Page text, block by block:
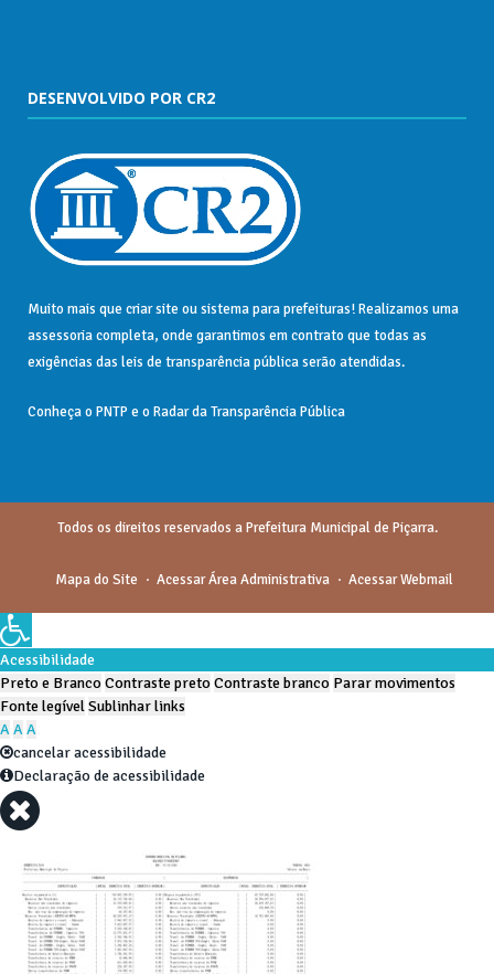
DESENVOLVIDO POR CR2
Muito mais que criar site ousistema para prefeituras! Realizamos uma
assessoriacompleta, onde garantimos em contrato que todas as
exigências das leis de transparência públicaserão atendidas.
Conheça o PNTP e o Radar da Transparência Pública
Todos os direitos reservados a Prefeitura Municipal de Piçarra.
Mapa do Site Acessar Área Administrativa Acessar Webmail
Acessibilidade
Preto e BrancoContraste pretoContraste branco Parar movimentos
Fonte legívelSublinhar links
AAA
cancelar acessibilidade
Declaração de acessibilidade